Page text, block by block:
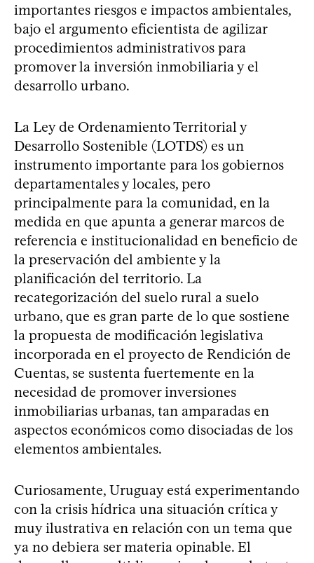
importantes riesgos e impactos ambientales,
bajo el argumento eficientista de agilizar
procedimientos administrativos para
promover la inversión inmobiliaria y el
desarrollo urbano.
La Ley de Ordenamiento Territorial y
Desarrollo Sostenible (LOTDS) es un
instrumento importante para los gobiernos
departamentales y locales, pero
principalmente para la comunidad, en la
medida en que apunta a generar marcos de
referencia e institucionalidad en beneficio de
la preservación del ambiente y la
planificación del territorio. La
recategorización del suelo rural a suelo
urbano, que es gran parte de lo que sostiene
la propuesta de modificación legislativa
incorporada en el proyecto de Rendición de
Cuentas, se sustenta fuertemente en la
necesidad de promover inversiones
inmobiliarias urbanas, tan amparadas en
aspectos económicos como disociadas de los
elementos ambientales.
Curiosamente, Uruguay está experimentando
con la crisis hídrica una situación crítica y
muy ilustrativa en relación con un tema que
ya no debiera ser materia opinable. El